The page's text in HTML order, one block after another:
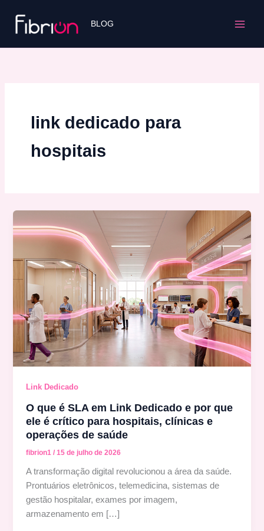
conteúdo
BLOG
link dedicado para
hospitais
Link Dedicado
O que é SLA em Link Dedicado e por que
ele é crítico para hospitais, clínicas e
operações de saúde
fibrion1/15 de julho de 2026
A transformação digital revolucionou a área da saúde.
Prontuários eletrônicos, telemedicina, sistemas de
gestão hospitalar, exames por imagem,
armazenamento em […]